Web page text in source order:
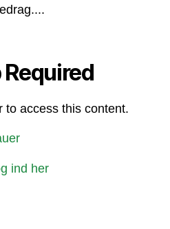
to access this content.
ind her